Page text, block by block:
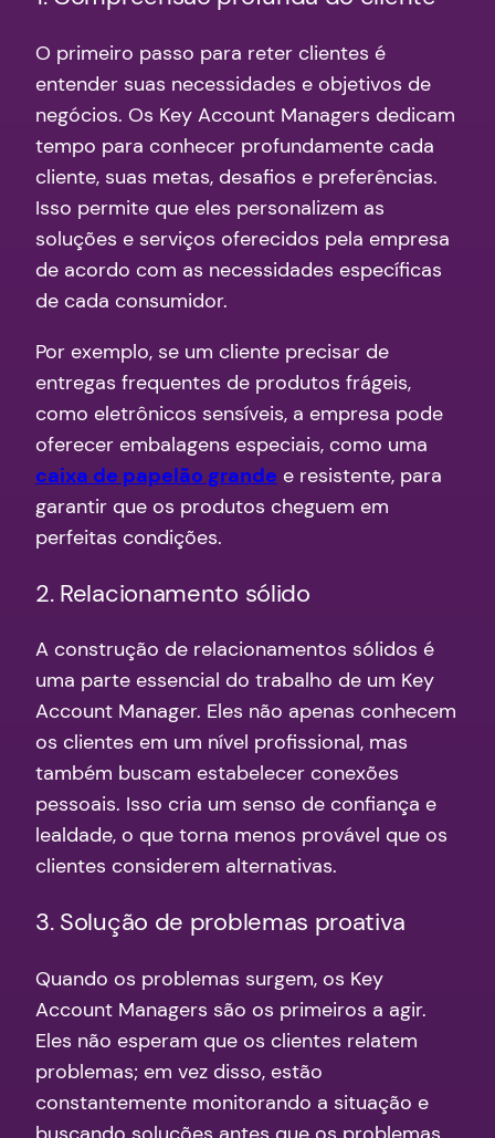
O primeiro passo para reter clientes é
entender suas necessidades e objetivos de
negócios. Os Key Account Managers dedicam
tempo para conhecer profundamente cada
cliente, suas metas, desafios e preferências.
Isso permite que eles personalizem as
soluções e serviços oferecidos pela empresa
de acordo com as necessidades específicas
de cada consumidor.
Por exemplo, se um cliente precisar de
entregas frequentes de produtos frágeis,
como eletrônicos sensíveis, a empresa pode
oferecer embalagens especiais, como uma
caixa de papelão grande e resistente, para
garantir que os produtos cheguem em
perfeitas condições.
2. Relacionamento sólido
A construção de relacionamentos sólidos é
uma parte essencial do trabalho de um Key
Account Manager. Eles não apenas conhecem
os clientes em um nível profissional, mas
também buscam estabelecer conexões
pessoais. Isso cria um senso de confiança e
lealdade, o que torna menos provável que os
clientes considerem alternativas.
3. Solução de problemas proativa
Quando os problemas surgem, os Key
Account Managers são os primeiros a agir.
Eles não esperam que os clientes relatem
problemas; em vez disso, estão
constantemente monitorando a situação e